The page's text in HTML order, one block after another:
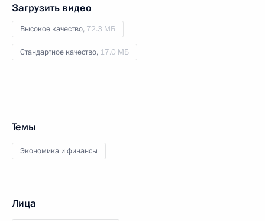
Загрузить видео
Высокое качество, 72.3 МБ
Стандартное качество, 17.0 МБ
Темы
Экономика и финансы
Лица